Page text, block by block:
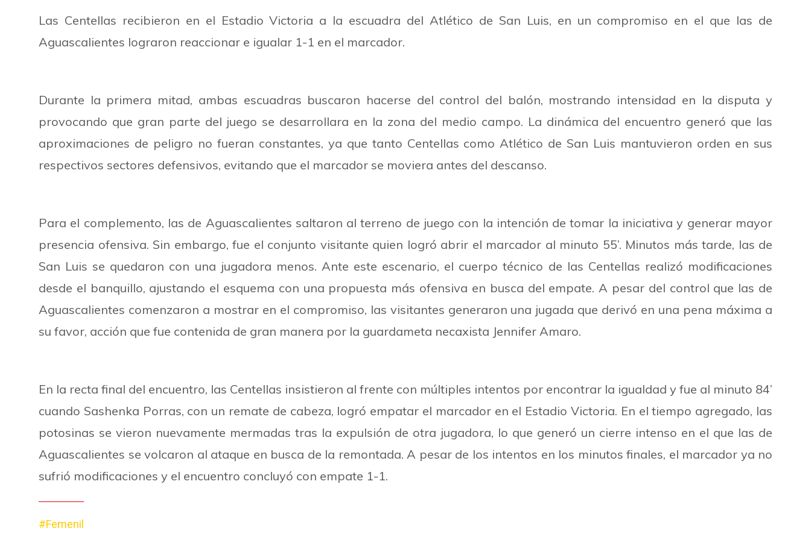
Las Centellas recibieron en el Estadio Victoria a la escuadra del Atlético de San Luis, en un compromiso en el que las de
Aguascalientes lograron reaccionar e igualar 1-1 en el marcador.
Durante la primera mitad, ambas escuadras buscaron hacerse del control del balón, mostrando intensidad en la disputa y
provocando que gran parte del juego se desarrollara en la zona del medio campo. La dinámica del encuentro generó que las
aproximaciones de peligro no fueran constantes, ya que tanto Centellas como Atlético de San Luis mantuvieron orden en sus
respectivos sectores defensivos, evitando que el marcador se moviera antes del descanso.
Para el complemento, las de Aguascalientes saltaron al terreno de juego con la intención de tomar la iniciativa y generar mayor
presencia ofensiva. Sin embargo, fue el conjunto visitante quien logró abrir el marcador al minuto 55’. Minutos más tarde, las de
San Luis se quedaron con una jugadora menos. Ante este escenario, el cuerpo técnico de las Centellas realizó modificaciones
desde el banquillo, ajustando el esquema con una propuesta más ofensiva en busca del empate. A pesar del control que las de
Aguascalientes comenzaron a mostrar en el compromiso, las visitantes generaron una jugada que derivó en una pena máxima a
su favor, acción que fue contenida de gran manera por la guardameta necaxista Jennifer Amaro.
En la recta final del encuentro, las Centellas insistieron al frente con múltiples intentos por encontrar la igualdad y fue al minuto 84’
cuando Sashenka Porras, con un remate de cabeza, logró empatar el marcador en el Estadio Victoria. En el tiempo agregado, las
potosinas se vieron nuevamente mermadas tras la expulsión de otra jugadora, lo que generó un cierre intenso en el que las de
Aguascalientes se volcaron al ataque en busca de la remontada. A pesar de los intentos en los minutos finales, el marcador ya no
sufrió modificaciones y el encuentro concluyó con empate 1-1.
#Femenil